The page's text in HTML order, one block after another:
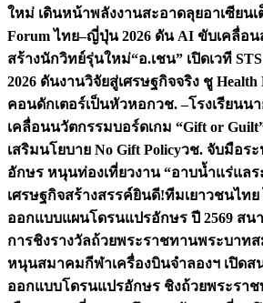
ใหม่ เดินหน้าพลังงานสะอาดลุยอาเซียน
Forum ไทย–ญี่ปุ่น 2026 ดัน AI ขับเคลื่อ
สร้างนักวิทย์รุ่นใหม่“อ.เชน” เปิดเวที
2026 ดันงานวิจัยสู่เศรษฐกิจจริง ชู Health
คอนดักเตอร์เป็นหัวหอกวช. –โรงเรียนน
เคลื่อนนวัตกรรมบอร์ดเกม “Gift or
เสริมนโยบาย No Gift Policyวช. จับมือร
อักษร หนุนท่องเที่ยวงาน “อาบน้ำแร่แลร
เศรษฐกิจสร้างสรรค์ยินดี!ทีมเยาวชนไทย
ออกแบบแผนโดรนแปรอักษร ปี 2569 สน
การชิงรางวัลถ้วยพระราชทานพระบาทส
หนุนสมาคมกีฬาเครื่องบินจำลองฯ เปิด
ออกแบบโดรนแปรอักษร ชิงถ้วยพระรา